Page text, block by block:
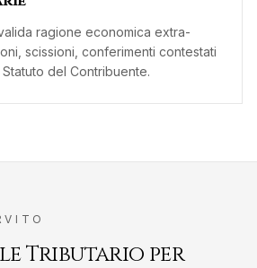
ragione economica extra-
scissioni, conferimenti contestati
del Contribuente.
Tributario per